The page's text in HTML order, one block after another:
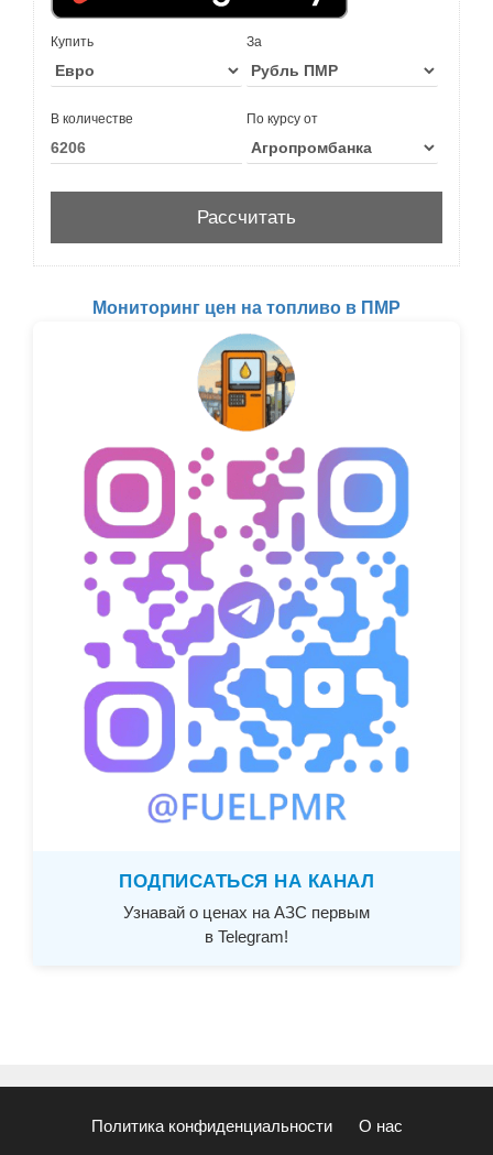
Купить За
В количестве По курсу от
Мониторинг цен на топливо в ПМР
ПОДПИСАТЬСЯ НА КАНАЛ
Узнавай о ценах на АЗС первым
в Telegram!
Политика конфиденциальности О нас